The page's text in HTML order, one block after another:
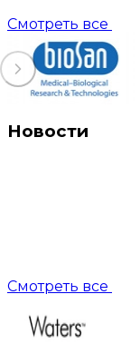
Смотреть все
Новости
Смотреть все